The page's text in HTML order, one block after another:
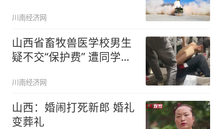
川南经济网
山西省畜牧兽医学校男生
疑不交“保护费” 遭同学从
川南经济网
山西：婚闹打死新郎 婚礼
变葬礼